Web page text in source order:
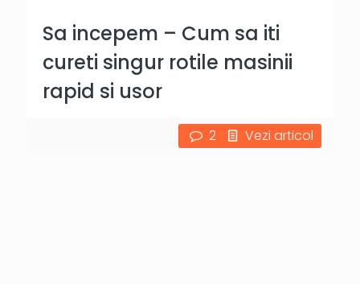
Sa incepem – Cum sa iti
cureti singur rotile masinii
rapid si usor
2 Vezi articol